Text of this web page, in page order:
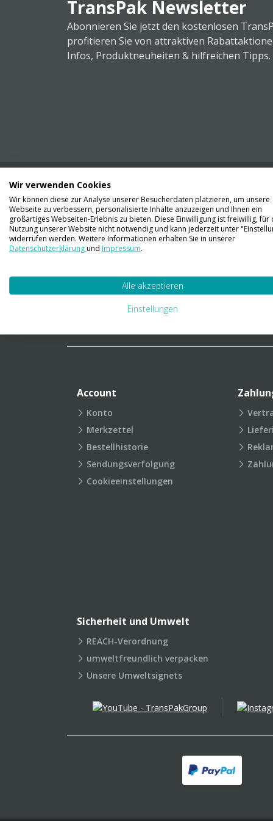
TransPak Newsletter
Abonnieren Sie jetzt den kostenlosen
profitieren Sie von attraktiven
Infos, Produktneuheiten & hilfreichen Tipps.
Kontaktieren Sie uns
061 711 73 56
Verpackungslexikon
FAQ
Account
Konto
Merkzettel
Bestellhistorie
Sendungsverfolgung
Cookieeinstellungen
Sicherheit und Umwelt
REACH-Verordnung
umweltfreundlich verpacken
Unsere Umweltsignets
Wir verwenden Cookies
Wir können diese zur Analyse unserer Besucherdaten platzieren, um unsere
Webseite zu verbessern, personalisierte Inhalte anzuzeigen und Ihnen ein
großartiges Webseiten-Erlebnis zu bieten. Diese Einwilligung ist freiwillig, für
Nutzung unserer Website nicht notwendig und kann jederzeit unter
widerrufen werden. Weitere Informationen erhalten Sie in unserer
Datenschutzerklärungund Impressum.
Alle akzeptieren
Einstellungen